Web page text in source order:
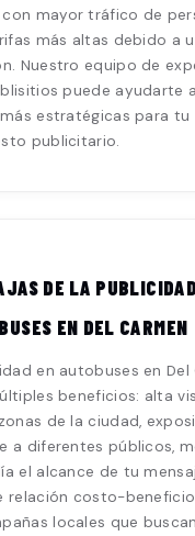
mayor tráfico de
más altas debido a
Nuestro equipo de
puede ayudarte
estratégicas para tu
publicitario.
DE LA
EN DEL CARMEN
en autobuses en Del
beneficios: alta
de la ciudad,
a diferentes públicos,
el alcance de tu
relación costo-
locales que